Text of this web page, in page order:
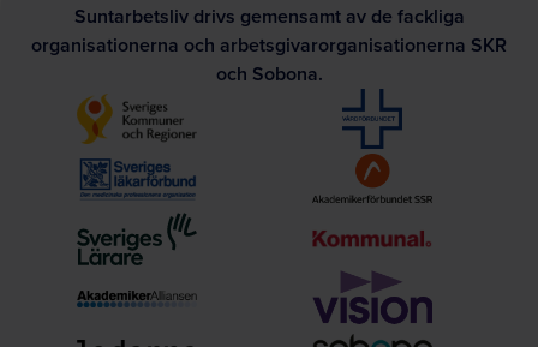
Suntarbetsliv drivs gemensamt av de fackliga
organisationerna och arbetsgivarorganisationerna SKR
och Sobona.